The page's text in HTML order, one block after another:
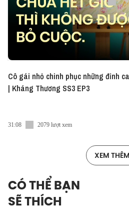
Cô gái nhỏ chinh phục những đỉnh
| Kháng Thương SS3 EP3
31:08 2079 lượt xem
XEM THÊM
CÓ THỂ BẠN
SẼ THÍCH